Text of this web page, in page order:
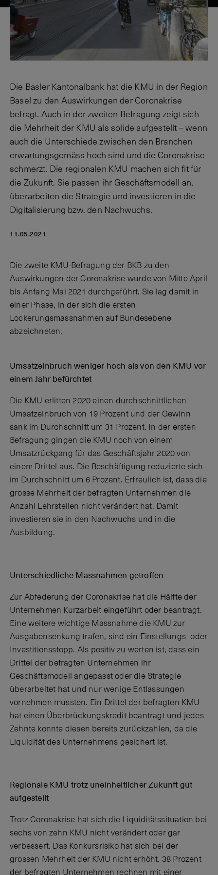
Die Basler Kantonalbank hat die KMU in der Region
Basel zu den Auswirkungen der Coronakrise
befragt. Auch in der zweiten Befragung zeigt sich
die Mehrheit der KMU als solide aufgestellt – wenn
auch die Unterschiede zwischen den Branchen
erwartungsgemäss hoch sind und die Coronakrise
schmerzt. Die regionalen KMU machen sich fit für
die Zukunft. Sie passen ihr Geschäftsmodell an,
überarbeiten die Strategie und investieren in die
Digitalisierung bzw. den Nachwuchs.
11.05.2021
Die zweite KMU-Befragung der BKB zu den
Auswirkungen der Coronakrise wurde von Mitte April
bis Anfang Mai 2021 durchgeführt. Sie lag damit in
einer Phase, in der sich die ersten
Lockerungsmassnahmen auf Bundesebene
abzeichneten.
Umsatzeinbruch weniger hoch als von den KMU vor
einem Jahr befürchtet
Die KMU erlitten 2020 einen durchschnittlichen
Umsatzeinbruch von 19 Prozent und der Gewinn
sank im Durchschnitt um 31 Prozent. In der ersten
Befragung gingen die KMU noch von einem
Umsatzrückgang für das Geschäftsjahr 2020 von
einem Drittel aus. Die Beschäftigung reduzierte sich
im Durchschnitt um 6 Prozent. Erfreulich ist, dass die
grosse Mehrheit der befragten Unternehmen die
Anzahl Lehrstellen nicht verändert hat. Damit
investieren sie in den Nachwuchs und in die
Ausbildung.
Unterschiedliche Massnahmen getroffen
Zur Abfederung der Coronakrise hat die Hälfte der
Unternehmen Kurzarbeit eingeführt oder beantragt.
Eine weitere wichtige Massnahme die KMU zur
Ausgabensenkung trafen, sind ein Einstellungs- oder
Investitionsstopp. Als positiv zu werten ist, dass ein
Drittel der befragten Unternehmen ihr
Geschäftsmodell angepasst oder die Strategie
überarbeitet hat und nur wenige Entlassungen
vornehmen mussten. Ein Drittel der befragten KMU
hat einen Überbrückungskredit beantragt und jedes
Zehnte konnte diesen bereits zurückzahlen, da die
Liquidität des Unternehmens gesichert ist.
Regionale KMU trotz uneinheitlicher Zukunft gut
aufgestellt
Trotz Coronakrise hat sich die Liquiditätssituation bei
sechs von zehn KMU nicht verändert oder gar
verbessert. Das Konkursrisiko hat sich bei der
grossen Mehrheit der KMU nicht erhöht. 38 Prozent
der befragten Unternehmen rechnen mit einer